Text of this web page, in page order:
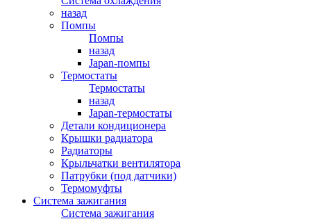
назад
Помпы
Помпы
назад
Japan-помпы
Термостаты
Термостаты
назад
Japan-термостаты
Детали кондиционера
Крышки радиатора
Радиаторы
Крыльчатки вентилятора
Патрубки (под датчики)
Термомуфты
Система зажигания
Система зажигания